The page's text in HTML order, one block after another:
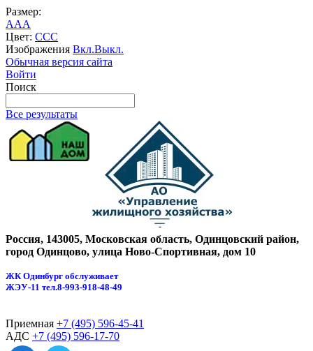
Размер:
AAA
Цвет: CCC
Изображения Вкл.Выкл.
Обычная версия сайта
Войти
Поиск
Все результаты
Россия, 143005, Московская область, Одинцовский район,
город Одинцово, улица Ново-Спортивная, дом 10
ЖК Одинбург обслуживает
ЖЭУ-11 тел.8-993-918-48-49
Приемная +7 (495) 596-45-41
АДС +7 (495) 596-17-70